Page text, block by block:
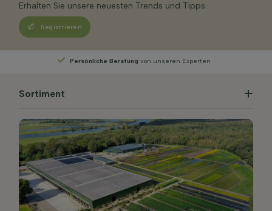
Erhalten Sie unsere neuesten Trends und Tipps.
Registrieren
WählenSie Ihre Lieferwoche
Sortiment